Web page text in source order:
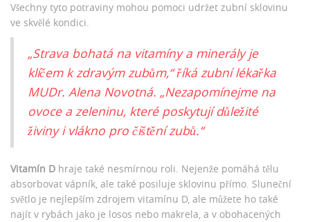
Všechny tyto potraviny mohou pomoci udržet zubní sklovinu
ve skvělé kondici.
„Strava bohatá na vitamíny a minerály je
klíčem k zdravým zubům,“ říká zubní lékařka
MUDr. Alena Novotná. „Nezapomínejme na
ovoce a zeleninu, které poskytují důležité
živiny i vlákno pro čištění zubů.“
Vitamín D hraje také nesmírnou roli. Nejenže pomáhá tělu
absorbovat vápník, ale také posiluje sklovinu přímo. Sluneční
světlo je nejlepším zdrojem vitamínu D, ale můžete ho také
najít v rybách jako je losos nebo makrela, a v obohacených